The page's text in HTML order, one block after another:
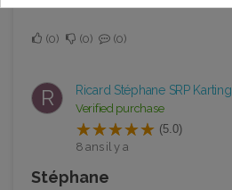
0 0 0
R Ricard Stéphane SRP Karting
Verified purchase
(5.0)
8 ans il y a
stéphane